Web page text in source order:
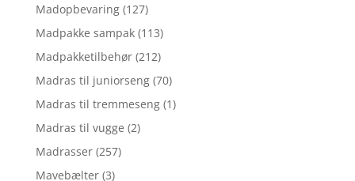
Madopbevaring (127)
Madpakke sampak (113)
Madpakketilbehør (212)
Madras til juniorseng (70)
Madras til tremmeseng (1)
Madras til vugge (2)
Madrasser (257)
Mavebælter (3)